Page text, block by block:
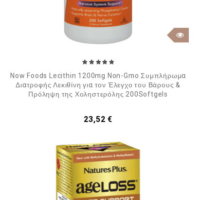
Now Foods Lecithin 1200mg Non-Gmo Συμπλήρωμα
Διατροφής Λεκιθίνη για τον Έλεγχο του Βάρους &
Πρόληψη της Χοληστερόλης 200Softgels
Τιμή
23,52 €